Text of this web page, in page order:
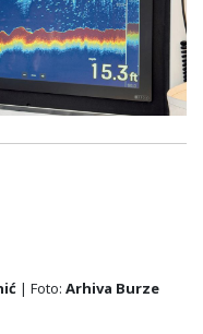
| Foto: Arhiva Burze